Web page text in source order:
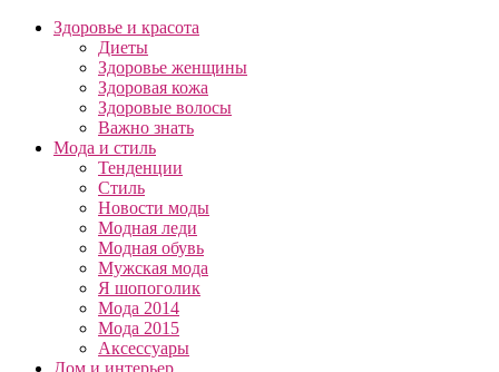
Здоровье и красота
Диеты
Здоровье женщины
Здоровая кожа
Здоровые волосы
Важно знать
Мода и стиль
Тенденции
Стиль
Новости моды
Модная леди
Модная обувь
Мужская мода
Я шопоголик
Мода 2014
Мода 2015
Аксессуары
Дом и интерьер